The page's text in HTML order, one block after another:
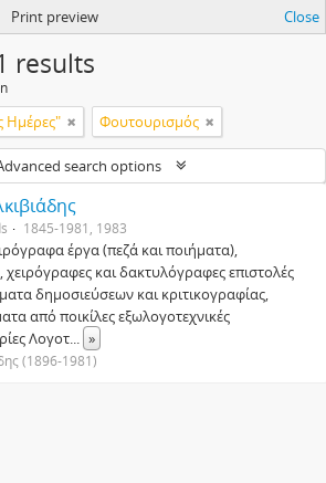
Print preview Close
results
Ημέρες" Φουτουρισμός
search options
1845-1981, 1983
έργα (πεζά και ποιήματα),
και δακτυλόγραφες επιστολές
δημοσιεύσεων και κριτικογραφίας,
από ποικίλες εξωλογοτεχνικές
Λογοτ... »
(1896-1981)